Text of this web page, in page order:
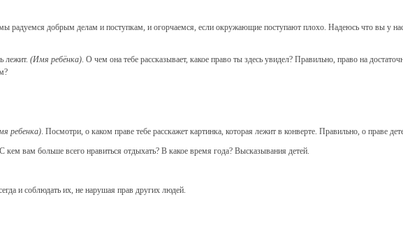
добрым делам и поступкам, и огорчаемся, если окружающие поступают плохо. Надеюсь что вы у нас
лежит. (Имя ребёнка). О чем она тебе рассказывает, какое право ты здесь увидел? Правильно, право на
ребенка) . Посмотри, о каком праве тебе расскажет картинка, которая лежит в конверте. Правильно, о праве
вам больше всего нравиться отдыхать? В какое время года? Высказывания детей.
и соблюдать их, не нарушая прав других людей.